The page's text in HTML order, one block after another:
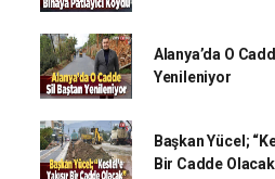
Alanya’da O
Yenileniyor
Başkan Yücel;
Bir Cadde